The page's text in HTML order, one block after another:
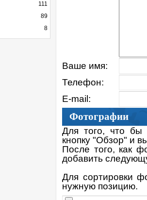
Ваше имя:
Телефон:
E-mail:
Фотографии
Для того, что бы
кнопку "Обзор" и
После того, как
добавить
Для сортировки
нужную позицию.
111
89
8